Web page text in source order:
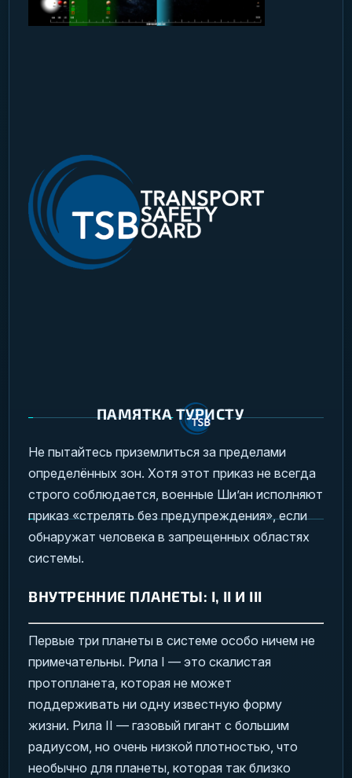
ПАМЯТКА ТУРИСТУ
Не пытайтесь приземлиться за пределами
определённых зон. Хотя этот приказ не всегда
строго соблюдается, военные Ши’ан исполняют
приказ «стрелять без предупреждения», если
обнаружат человека в запрещенных областях
системы.
ВНУТРЕННИЕ ПЛАНЕТЫ: I, II И III
Первые три планеты в системе особо ничем не
примечательны. Рила I — это скалистая
протопланета, которая не может
поддерживать ни одну известную форму
жизни. Рила II — газовый гигант с большим
радиусом, но очень низкой плотностью, что
необычно для планеты, которая так близко